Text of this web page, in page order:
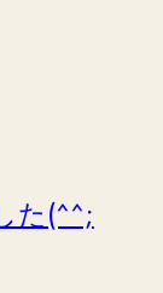
た(^^;